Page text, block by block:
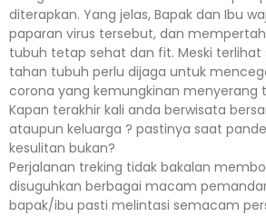
diterapkan. Yang jelas, Bapak dan Ibu
paparan virus tersebut, dan
tubuh tetap sehat dan fit. Meski terlihat
tahan tubuh perlu dijaga untuk
corona yang kemungkinan menyerang
Kapan terakhir kali anda berwisata
ataupun keluarga ? pastinya saat
kesulitan bukan?
Perjalanan treking tidak bakalan
disuguhkan berbagai macam
bapak/ibu pasti melintasi semacam